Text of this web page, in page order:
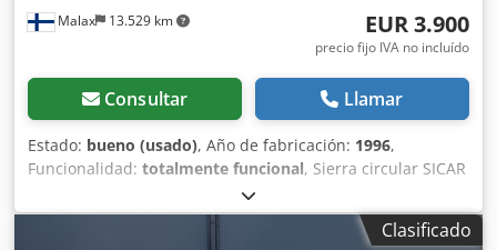
Malax 13.529 km EUR 3.900
precio fijo IVA no incluído
Consultar Llamar
Estado: bueno (usado), Año de fabricación: 1996,
Funcionalidad: totalmente funcional, Sierra circular SICAR
EXPRESS 32 año de construcción 1996 N/S 800066
Fabricante SICAR Italia Carro deslizante de aluminio
1600mm motor sierra principal 5,5hp ( 4,0kW ) motorClasificado